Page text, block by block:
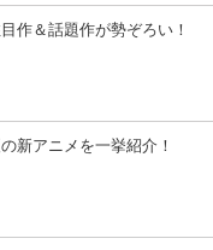
作＆話題作が勢ぞろい！
新アニメを一挙紹介！